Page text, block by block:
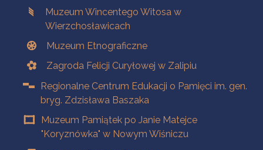
Muzeum Wincentego Witosa w
Wierzchosławicach
Muzeum Etnograficzne
Zagroda Felicji Curyłowej w Zalipiu
Regionalne Centrum Edukacji o Pamięci im. gen.
bryg. Zdzisława Baszaka
Muzeum Pamiątek po Janie Matejce
"Koryznówka" w Nowym Wiśniczu